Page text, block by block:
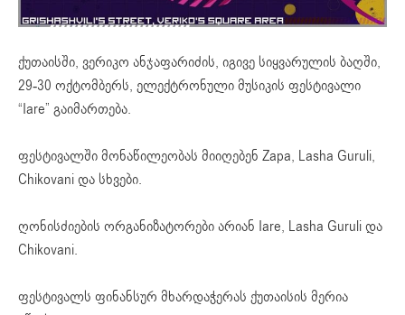
ქუთაისში, ვერიკო ანჯაფარიძის, იგივე სიყვარულის ბაღში,
29-30 ოქტომბერს, ელექტრონული მუსიკის ფესტივალი
“Iare” გაიმართება.
ფესტივალში მონაწილეობას მიიღებენ Zapa, Lasha Guruli,
Chikovani და სხვები.
ღონისძიების ორგანიზატორები არიან Iare, Lasha Guruli და
Chikovani.
ფესტივალს ფინანსურ მხარდაჭერას ქუთაისის მერია